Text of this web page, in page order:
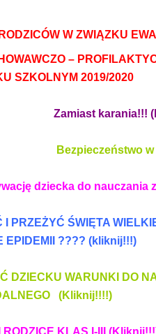
W ZWIĄZKU
–
SZKOLNYM 2019/2020
karania!!!
Bezpieczeństwo
dziecka do nauczania
PRZEŻYĆ ŚWIĘTA
EPIDEMII ???? (kliknij!!!)
DZIECKU WARUNKI DO
(Kliknij!!!!)
RODZICE KLAS I-III